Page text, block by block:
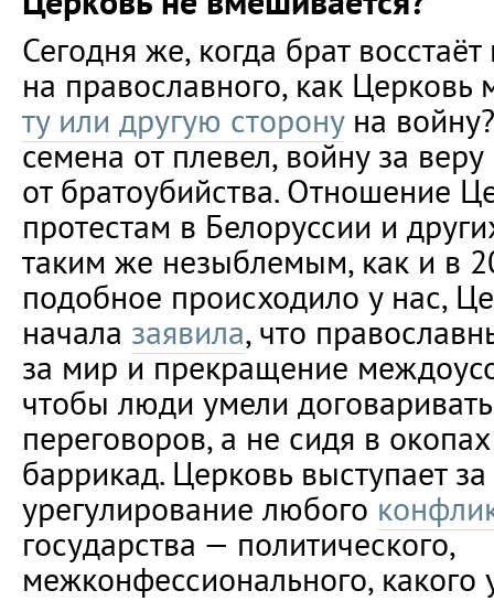
Сегодня же, когда брат
на православного, как
ту или другую сторонуна
семена от плевел, войну за
от братоубийства. Отношение
протестам в Белоруссии и
таким же незыблемым, как и в
подобное происходило у нас,
начала заявила, что
за мир и прекращение
чтобы люди умели
переговоров, а не сидя в
баррикад. Церковь выступает
урегулирование любого
государства — политического,
межконфессионального, какого